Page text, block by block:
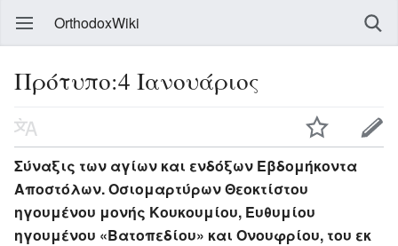
OrthodoxWiki
Πρότυπο:4 Ιανουάριος
Σύναξις των αγίων και ενδόξων Εβδομήκοντα
Αποστόλων. Οσιομαρτύρων Θεοκτίστου
ηγουμένου μονής Κουκουμίου, Ευθυμίου
ηγουμένου «Βατοπεδίου» και Ονουφρίου, του εκ